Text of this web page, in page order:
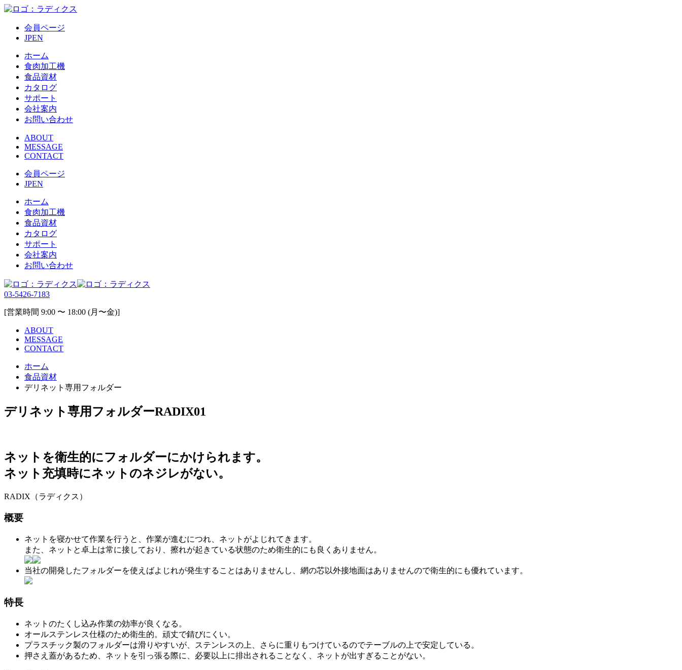
会員ページ
JPEN
ホーム
食肉加工機
食品資材
カタログ
サポート
会社案内
お問い合わせ
ABOUT
MESSAGE
CONTACT
会員ページ
JPEN
ホーム
食肉加工機
食品資材
カタログ
サポート
会社案内
お問い合わせ
03-5426-7183
[営業時間 9:00 〜 18:00 (月〜金)]
ABOUT
MESSAGE
CONTACT
ホーム
食品資材
デリネット専用フォルダー
デリネット専用フォルダーRADIX01
ネットを衛生的にフォルダーにかけられます。
ネット充填時にネットのネジレがない。
RADIX（ラディクス）
概要
ネットを寝かせて作業を行うと、作業が進むにつれ、ネットがよじれてきます。
また、ネットと卓上は常に接しており、擦れが起きている状態のため衛生的にも良くありません。
当社の開発したフォルダーを使えばよじれが発生することはありませんし、網の芯以外接地面はありませんので衛生的にも優れています。
特長
ネットのたくし込み作業の効率が良くなる。
オールステンレス仕様のため衛生的。頑丈で錆びにくい。
プラスチック製のフォルダーは滑りやすいが、ステンレスの上、さらに重りもつけているのでテーブルの上で安定している。
押さえ蓋があるため、ネットを引っ張る際に、必要以上に排出されることなく、ネットが出すぎることがない。